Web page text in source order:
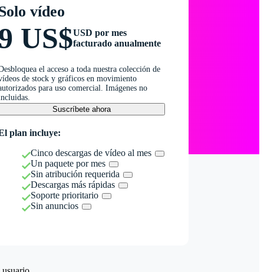
vídeo
US$USD por mes
facturado anualmente
el acceso a toda nuestra colección de
de stock y gráficos en movimiento
para uso comercial. Imágenes no
Suscríbete ahora
plan incluye:
Cinco descargas de vídeo al mes
Un paquete por mes
Sin atribución requerida
Descargas más rápidas
Soporte prioritario
Sin anuncios